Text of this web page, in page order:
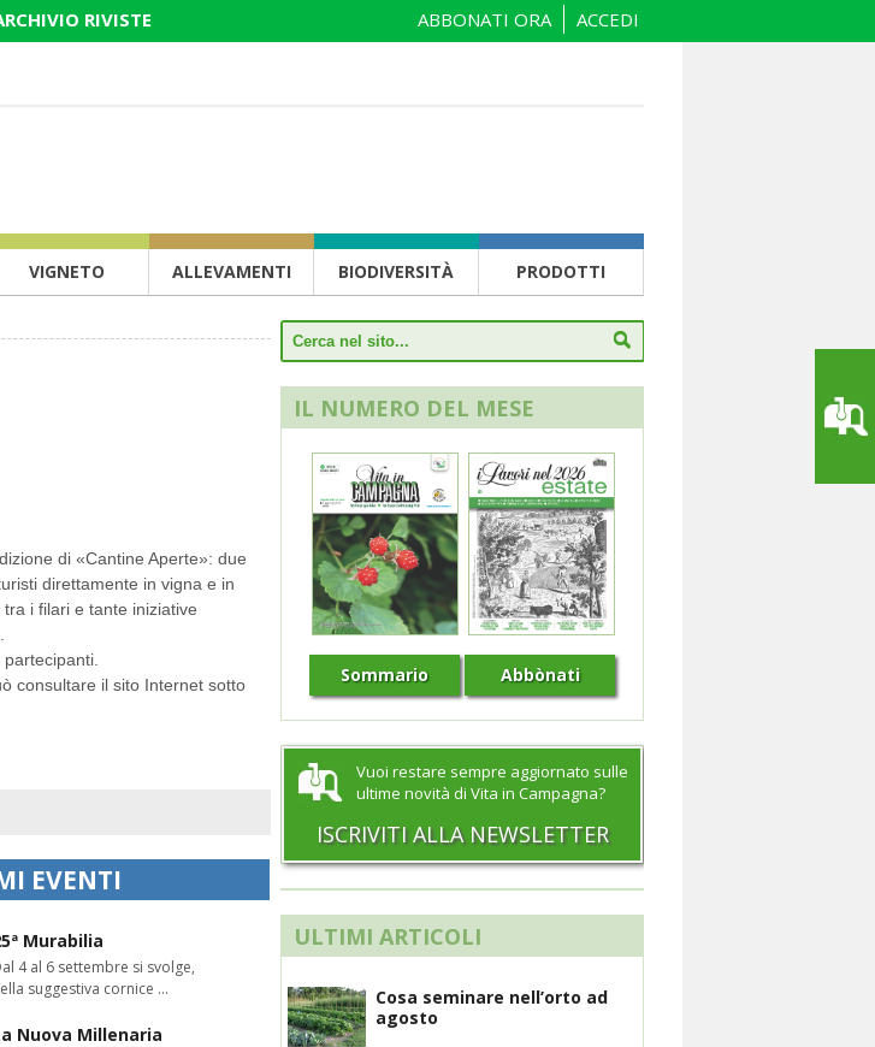
RIVISTE ACCEDI
ABBONATI ORA
VIGNETO ALLEVAMENTI BIODIVERSITÀ PRODOTTI
di «Cantine Aperte»: due
direttamente in vigna e in
i filari e tante iniziative
consultare il sito Internet sotto
EVENTI
Murabilia
4 al 6 settembre si svolge,
suggestiva cornice ...
Nuova Millenaria
IL NUMERO DEL MESE
Sommario Abbònati
Vuoi restare sempre aggiornato sulle
ultime novità di Vita in Campagna?
ISCRIVITI ALLA NEWSLETTER
ULTIMI ARTICOLI
Cosa seminare nell’orto ad
agosto